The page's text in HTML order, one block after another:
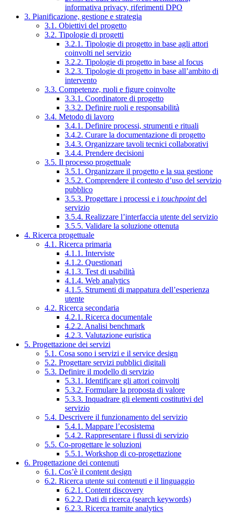
informativa privacy, riferimenti DPO
3. Pianificazione, gestione e strategia
3.1. Obiettivi del progetto
3.2. Tipologie di progetti
3.2.1. Tipologie di progetto in base agli attori
coinvolti nel servizio
3.2.2. Tipologie di progetto in base al focus
3.2.3. Tipologie di progetto in base all’ambito di
intervento
3.3. Competenze, ruoli e figure coinvolte
3.3.1. Coordinatore di progetto
3.3.2. Definire ruoli e responsabilità
3.4. Metodo di lavoro
3.4.1. Definire processi, strumenti e rituali
3.4.2. Curare la documentazione di progetto
3.4.3. Organizzare tavoli tecnici collaborativi
3.4.4. Prendere decisioni
3.5. Il processo progettuale
3.5.1. Organizzare il progetto e la sua gestione
3.5.2. Comprendere il contesto d’uso del servizio
pubblico
3.5.3. Progettare i processi e i touchpointdel
servizio
3.5.4. Realizzare l’interfaccia utente del servizio
3.5.5. Validare la soluzione ottenuta
4. Ricerca progettuale
4.1. Ricerca primaria
4.1.1. Interviste
4.1.2. Questionari
4.1.3. Test di usabilità
4.1.4. Web analytics
4.1.5. Strumenti di mappatura dell’esperienza
utente
4.2. Ricerca secondaria
4.2.1. Ricerca documentale
4.2.2. Analisi benchmark
4.2.3. Valutazione euristica
5. Progettazione dei servizi
5.1. Cosa sono i servizi e il service design
5.2. Progettare servizi pubblici digitali
5.3. Definire il modello di servizio
5.3.1. Identificare gli attori coinvolti
5.3.2. Formulare la proposta di valore
5.3.3. Inquadrare gli elementi costitutivi del
servizio
5.4. Descrivere il funzionamento del servizio
5.4.1. Mappare l’ecosistema
5.4.2. Rappresentare i flussi di servizio
5.5. Co-progettare le soluzioni
5.5.1. Workshop di co-progettazione
6. Progettazione dei contenuti
6.1. Cos’è il content design
6.2. Ricerca utente sui contenuti e il linguaggio
6.2.1. Content discovery
6.2.2. Dati di ricerca (search keywords)
6.2.3. Ricerca tramite analytics